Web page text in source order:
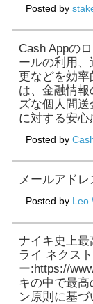
Posted by
Cash Appの
ールの利用
更などを効
は、金融情
ズな個人間
に対する安
Posted by
メールアド
Posted by Leo
ナイキ史上
ライ ネクス
ー:https://
キの中で最
ン原則に基